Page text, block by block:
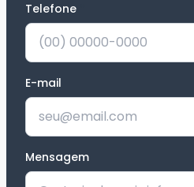
Telefone
E-mail
Mensagem